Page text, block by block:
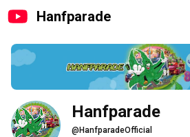
Hanfparade
Hanfparade
@HanfparadeOfficial